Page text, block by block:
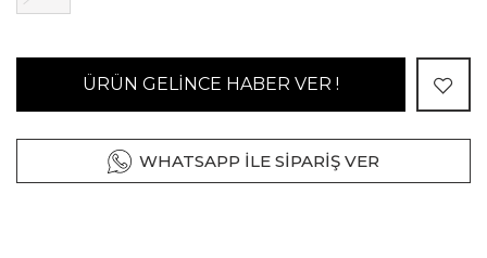
ÜRÜN GELİNCE HABER VER !
WHATSAPP İLE SİPARİŞ VER